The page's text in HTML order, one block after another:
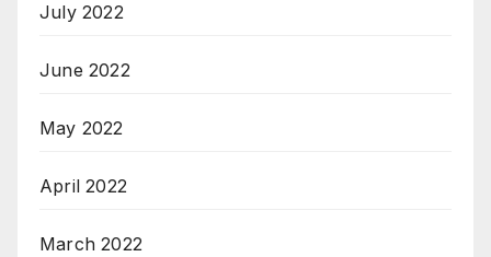
July 2022
June 2022
May 2022
April 2022
March 2022